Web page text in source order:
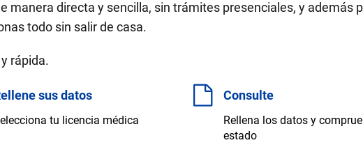
manera directa y sencilla, sin trámites presenciales, y además
todo sin salir de casa.
rápida.
sus datos
tu licencia médica
Consulte
Rellena los datos y
estado